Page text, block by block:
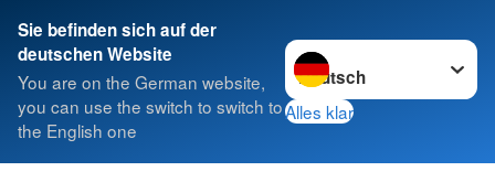
Sie befinden sich auf der
deutschen Website
You are on the German website,
you can use the switch to switch to
the English one
Sprache wechseln zu
Alles klar